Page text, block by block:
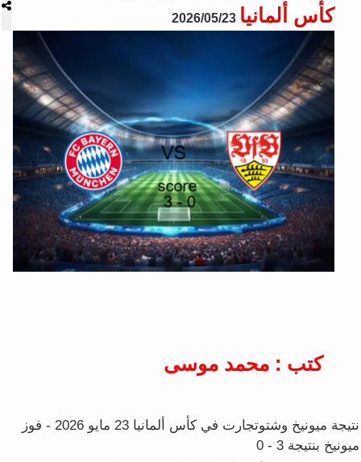
كأس ألمانيا 2026/05/23
كتب : محمد موسى
نتيجة ميونيخ وشتوتجارت في كأس ألمانيا 23 مايو 2026 - فوز
ميونيخ بنتيجة 3 - 0